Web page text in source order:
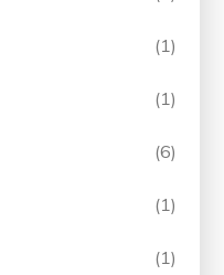
(1)
(1)
(6)
(1)
(1)